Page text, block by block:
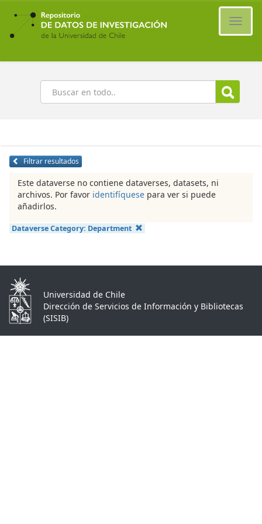
Ir
contenido
principal
Buscar
Filtrar resultados
Este dataverse no contiene dataverses, datasets, ni
archivos. Por favor identifíquese para ver si puede
añadirlos.
Dataverse Category: Department
Universidad de Chile
Dirección de Servicios de Información y Bibliotecas
(SISIB)